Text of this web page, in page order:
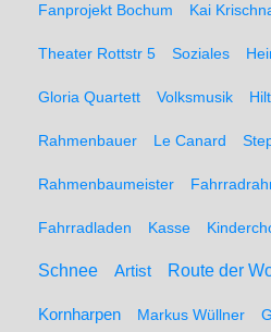
Fanprojekt Bochum Kai
Theater Rottstr 5 Soziales
Gloria Quartett Volksmusik
Rahmenbauer Le Canard
Rahmenbaumeister
Fahrradladen Kasse
Schnee Artist Route der
Kornharpen Markus Wüllner